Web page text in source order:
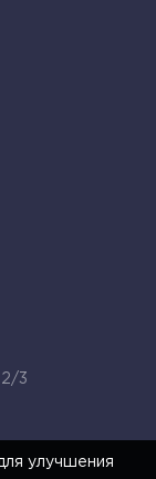
2/3
улучшения